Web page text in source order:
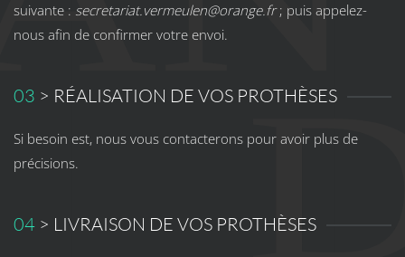
suivante : secretariat.vermeulen@orange.fr; puis appelez-
nous afin de confirmer votre envoi.
03 > RÉALISATION DE VOS PROTHÈSES
Si besoin est, nous vous contacterons pour avoir plus de
précisions.
04 > LIVRAISON DE VOS PROTHÈSES